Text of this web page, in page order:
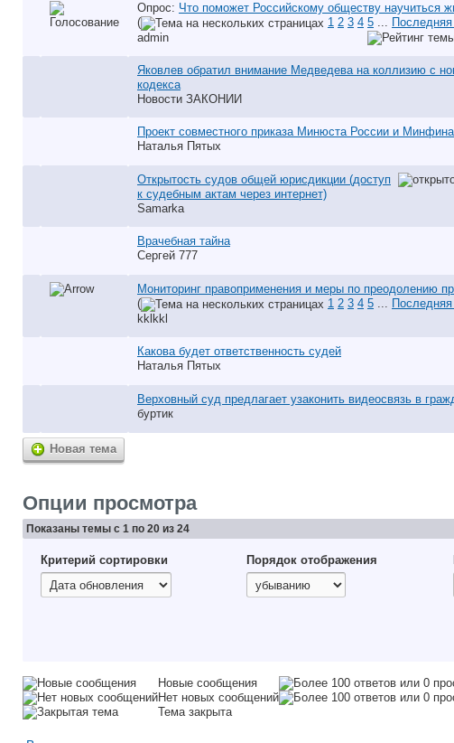
Опрос: Что поможет Российскому обществу научиться
(
1 2 3 4 5 ...
аdmin
Яковлев обратил внимание Медведева на коллизию с
кодекса
Новости ЗАКОНИИ
Проект совместного приказа Минюста России и
Наталья Пятых
Открытость судов общей юрисдикции (доступ
к судебным актам через интернет)
Samarka
Врачебная тайна
Сергей 777
Мониторинг правоприменения и меры по преодолению
(
1 2 3 4 5 ...
kklkkl
Какова будет ответственность судей
Наталья Пятых
Верховный суд предлагает узаконить видеосвязь в
буртик
Новая тема
Опции просмотра
Показаны темы с 1 по 20 из 24
Критерий сортировки Порядок отображения
Новые сообщения
Нет новых сообщений
Тема закрыта